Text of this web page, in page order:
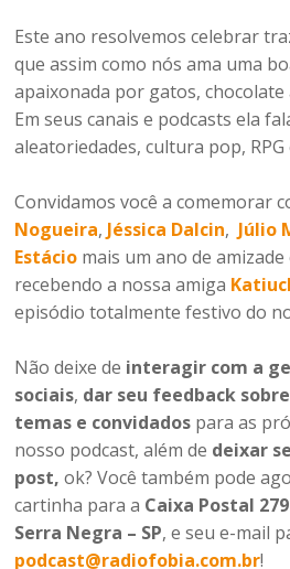
Este ano resolvemos celebrar
que assim como nós ama uma
apaixonada por gatos, chocolate
Em seus canais e podcasts ela
aleatoriedades, cultura pop,
Convidamos você a comemorar
Nogueira, Jéssica Dalcin, Júlio
Estácio mais um ano de
recebendo a nossa amiga
episódio totalmente festivo do
Não deixe de interagir com a
sociais, dar seu feedback
temas e convidados para as
nosso podcast, além de deixar
post, ok? Você também pode
cartinha para a Caixa Postal 279
Serra Negra – SP, e seu e-mail
podcast@radiofobia.com.br!